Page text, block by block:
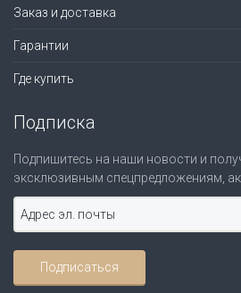
Заказ и доставка
Гарантии
Где купить
Подписка
Подпишитесь на наши новости и
эксклюзивным спецпредложениям,